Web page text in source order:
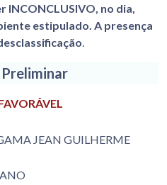
no dia,
estipulado. A presença
JEAN GUILHERME